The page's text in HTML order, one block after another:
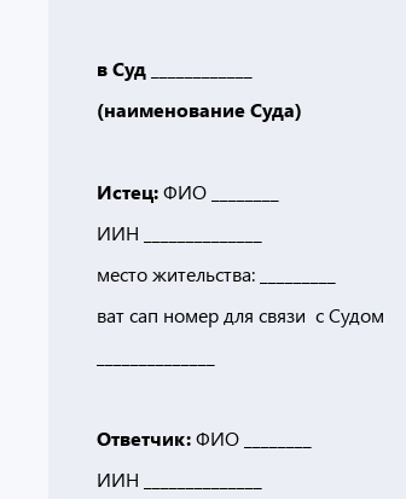
в Суд ____________
(наименование Суда)
Истец:ФИО ________
ИИН ______________
место жительства: _________
ват сап номер для связи с Судом
Ответчик:ФИО ________
ИИН ______________